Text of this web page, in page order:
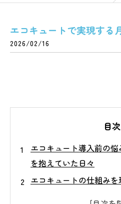
エコキュートで実現する
2026/02/16
目次
エコキュート導入前の
を抱えていた日々
エコキュートの仕組み